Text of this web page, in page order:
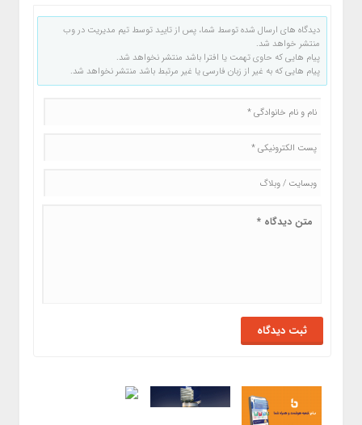
دیدگاه های ارسال شده توسط شما، پس از تایید توسط تیم مدیریت در وب
منتشر خواهد شد.
پیام هایی که حاوی تهمت یا افترا باشد منتشر نخواهد شد.
پیام هایی که به غیر از زبان فارسی یا غیر مرتبط باشد منتشر نخواهد شد.